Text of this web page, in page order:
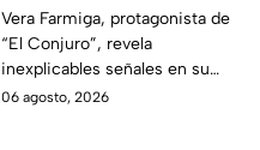
revela INQUIETANTES
señales en su cuerpo
durante la grabación de
la película
Vera Farmiga, protagonista de
“El Conjuro”, revela
inexplicables señales en su
cuerpo durante el rodaje de la
06 agosto, 2026